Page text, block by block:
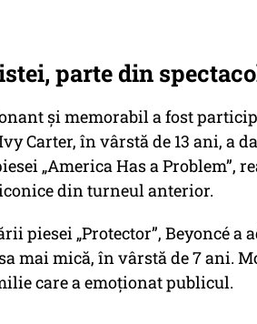
parte din
și memorabil a fost
Carter, în vârstă de 13 ani, a
„America Has a Problem”,
din turneul anterior.
piesei „Protector”, Beyoncé a
mai mică, în vârstă de 7 ani.
care a emoționat publicul.